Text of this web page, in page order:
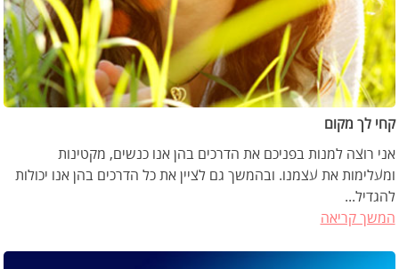
קחי לך מקום
אני רוצה למנות בפניכם את הדרכים בהן אנו כנשים, מקטינות
ומעלימות את עצמנו. ובהמשך גם לציין את כל הדרכים בהן אנו יכולות
להגדיל...
המשך קריאה